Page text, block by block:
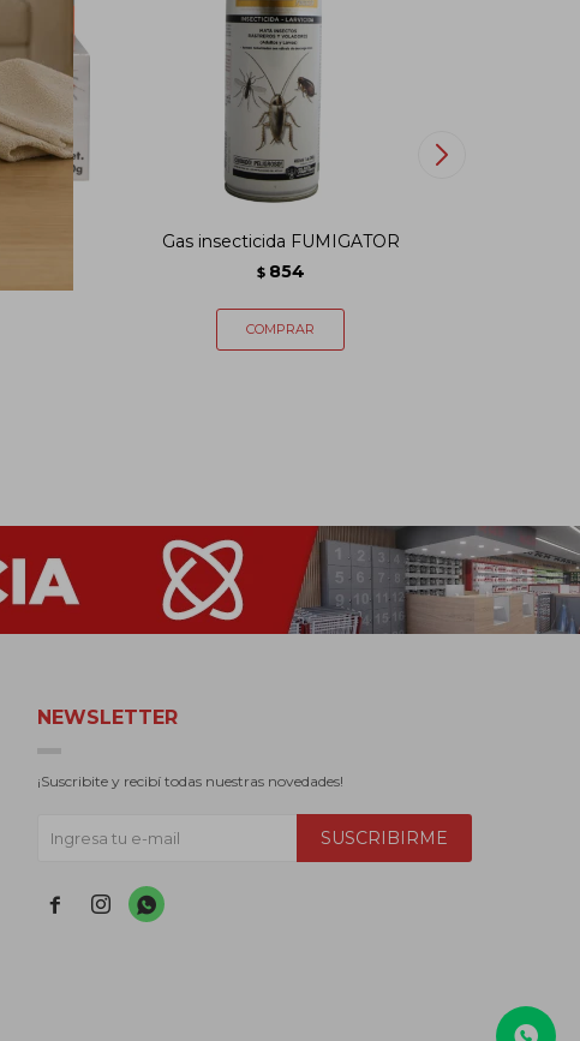
Gas insecticida FUMIGATOR
$ 854
NEWSLETTER
¡Suscribite y recibí todas nuestras novedades!
SUSCRIBIRME
  